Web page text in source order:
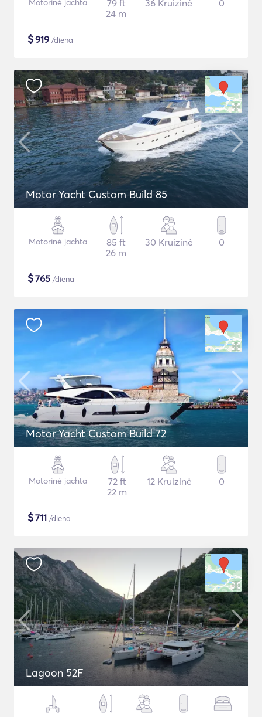
Motorinė jachta
79 ft
24 m
36 Kruizinė 0
$919 /diena
Motor Yacht Custom Build 85
Motorinė jachta
85 ft
26 m
30 Kruizinė 0
$765 /diena
Motor Yacht Custom Build 72
Motorinė jachta
72 ft
22 m
12 Kruizinė 0
$711 /diena
Lagoon 52F